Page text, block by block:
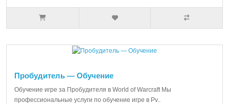
Пробудитель — Обучение
Обучение игре за Пробудителя в World of Warcraft Мы
профессиональные услуги по обучение игре в Pv..